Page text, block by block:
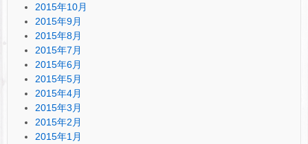
2015年10月
2015年9月
2015年8月
2015年7月
2015年6月
2015年5月
2015年4月
2015年3月
2015年2月
2015年1月